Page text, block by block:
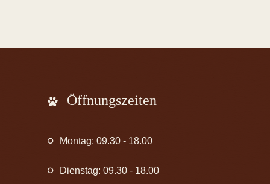
Öffnungszeiten
Montag: 09.30 - 18.00
Dienstag: 09.30 - 18.00